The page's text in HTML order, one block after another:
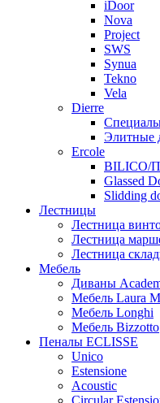
iDoor
Nova
Project
SWS
Synua
Tekno
Vela
Dierre
Элитные
Ercole
BILICO/
Glassed
Slidding
Лестницы
Лестница
Лестница
Лестница
Мебель
Диваны
Мебель Laura
Мебель Longhi
Мебель Bizzotto
Пеналы ECLISSE
Unico
Estensione
Acoustic
Circular